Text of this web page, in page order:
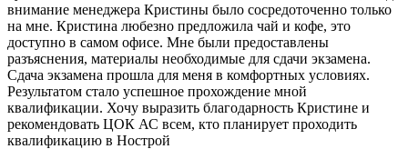
внимание менеджера Кристины было сосредоточенно только
на мне. Кристина любезно предложила чай и кофе, это
доступно в самом офисе. Мне были предоставлены
разъяснения, материалы необходимые для сдачи экзамена.
Сдача экзамена прошла для меня в комфортных условиях.
Результатом стало успешное прохождение мной
квалификации. Хочу выразить благодарность Кристине и
рекомендовать ЦОК АС всем, кто планирует проходить
квалификацию в Нострой